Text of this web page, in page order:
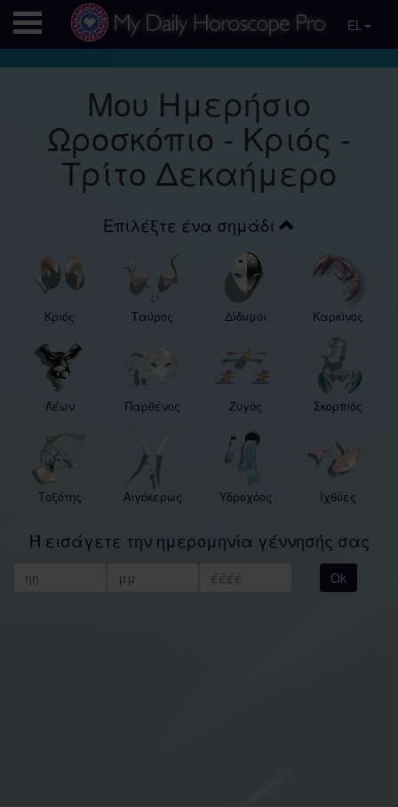
EL
Μου Ημερήσιο
Ωροσκόπιο - Κριός -
Τρίτο Δεκαήμερο
Επιλέξτε ένα σημάδι
Κριός Ταύρος Δίδυμοι Καρκίνος
Λέων Παρθένος Ζυγός Σκορπιός
Τοξότης Αιγόκερως Υδροχόος Ιχθύες
Ή εισάγετε την ημερομηνία γέννησής σας
Ok